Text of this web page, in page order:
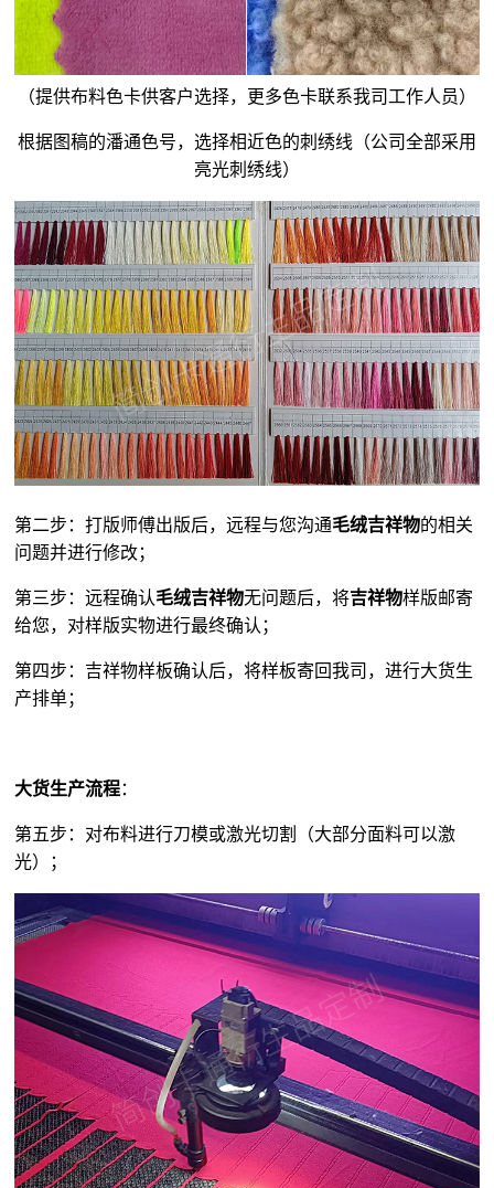
（提供布料色卡供客户选择，更多色卡联系我司工作人员）
根据图稿的潘通色号，选择相近色的刺绣线（公司全部采用
亮光刺绣线）
第二步：打版师傅出版后，远程与您沟通毛绒吉祥物的相关
问题并进行修改；
第三步：远程确认毛绒吉祥物无问题后，将吉祥物样版邮寄
给您，对样版实物进行最终确认；
第四步：吉祥物样板确认后，将样板寄回我司，进行大货生
产排单；
大货生产流程：
第五步：对布料进行刀模或激光切割（大部分面料可以激
光）；